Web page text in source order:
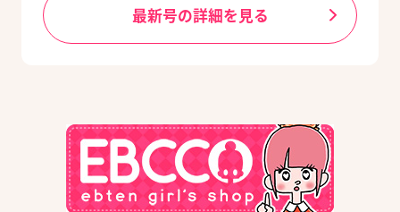
最新号の詳細を見る